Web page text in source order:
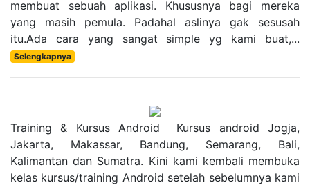
membuat sebuah aplikasi. Khususnya bagi mereka
yang masih pemula. Padahal aslinya gak sesusah
itu.Ada cara yang sangat simple yg kami buat,...
Selengkapnya
Training & Kursus Android Kursus android Jogja,
Jakarta, Makassar, Bandung, Semarang, Bali,
Kalimantan dan Sumatra. Kini kami kembali membuka
kelas kursus/training Android setelah sebelumnya kami